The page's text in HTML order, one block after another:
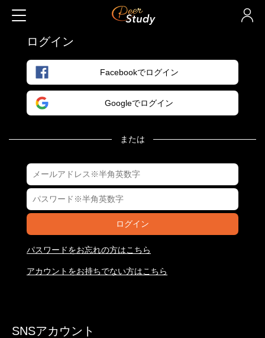
ログイン
Facebookでログイン
Googleでログイン
または
ログイン
パスワードをお忘れの方はこちら
アカウントをお持ちでない方はこちら
SNSアカウント